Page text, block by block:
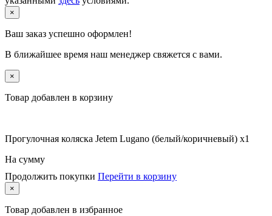
×
Ваш заказ успешно оформлен!
В ближайшее время наш менеджер свяжется с вами.
×
Товар добавлен в корзину
Прогулочная коляска Jetem Lugano (белый/коричневый) x1
На сумму
Продолжить покупки Перейти в корзину
×
Товар добавлен в избранное